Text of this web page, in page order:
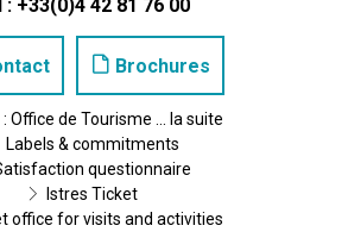
: +33(0)4 42 81 76 00
Brochures
Office de Tourisme ... la suite
Labels & commitments
questionnaire
Istres Ticket
office for visits and activities